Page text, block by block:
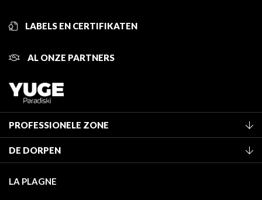
LABELS EN CERTIFIKATEN
AL ONZE PARTNERS
PROFESSIONELE ZONE
Classificatie van de gemeubileerde accommodaties
Verblijfstaks
Mediatheek
DE DORPEN
Champagny-en-Vanoise
LA PLAGNE